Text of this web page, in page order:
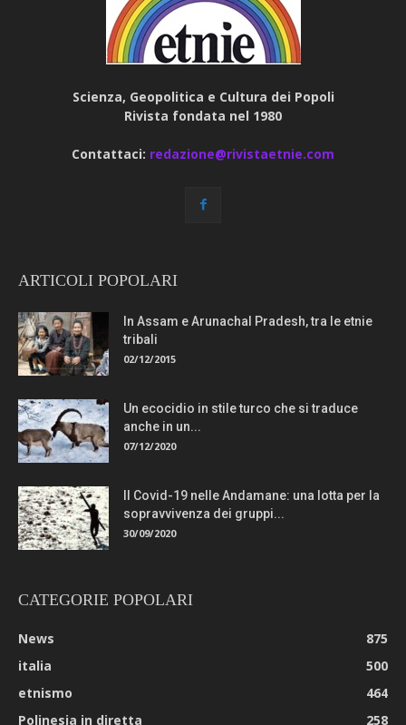
Scienza, Geopolitica e Cultura dei Popoli
Rivista fondata nel 1980
Contattaci: redazione@rivistaetnie.com
ARTICOLI POPOLARI
In Assam e Arunachal Pradesh, tra le etnie
tribali
02/12/2015
Un ecocidio in stile turco che si traduce
anche in un...
07/12/2020
Il Covid-19 nelle Andamane: una lotta per la
sopravvivenza dei gruppi...
30/09/2020
CATEGORIE POPOLARI
News
875
italia
500
etnismo
464
Polinesia in diretta
258